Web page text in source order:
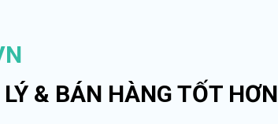
& BÁN HÀNG TỐT HƠN